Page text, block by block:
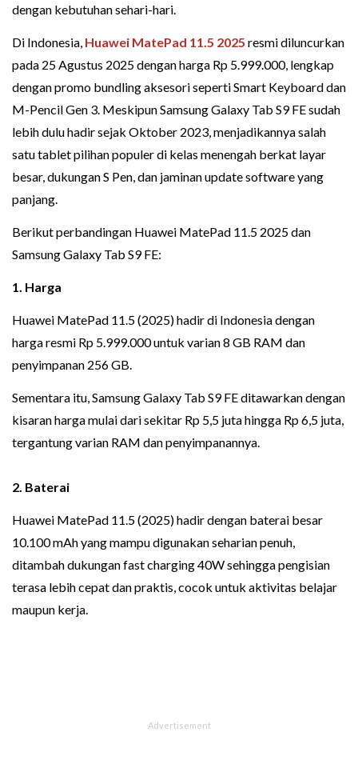
dengan kebutuhan sehari-hari.
Di Indonesia, Huawei MatePad 11.5 2025 resmi diluncurkan
pada 25 Agustus 2025 dengan harga Rp 5.999.000, lengkap
dengan promo bundling aksesori seperti Smart Keyboard dan
M-Pencil Gen 3. Meskipun Samsung Galaxy Tab S9 FE sudah
lebih dulu hadir sejak Oktober 2023, menjadikannya salah
satu tablet pilihan populer di kelas menengah berkat layar
besar, dukungan S Pen, dan jaminan update software yang
panjang.
Berikut perbandingan Huawei MatePad 11.5 2025 dan
Samsung Galaxy Tab S9 FE:
1. Harga
Huawei MatePad 11.5 (2025) hadir di Indonesia dengan
harga resmi Rp 5.999.000 untuk varian 8 GB RAM dan
penyimpanan 256 GB.
Sementara itu, Samsung Galaxy Tab S9 FE ditawarkan dengan
kisaran harga mulai dari sekitar Rp 5,5 juta hingga Rp 6,5 juta,
tergantung varian RAM dan penyimpanannya.
2. Baterai
Huawei MatePad 11.5 (2025) hadir dengan baterai besar
10.100 mAh yang mampu digunakan seharian penuh,
ditambah dukungan fast charging 40W sehingga pengisian
terasa lebih cepat dan praktis, cocok untuk aktivitas belajar
maupun kerja.